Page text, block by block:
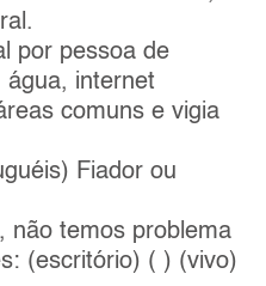
por pessoa de
água, internet
comuns e vigia
Fiador ou
não temos problema
(escritório) ( ) (vivo)